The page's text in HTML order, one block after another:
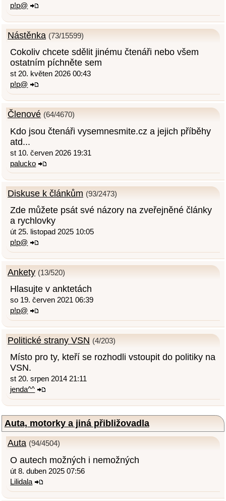
p!p@
Nástěnka (73/15599)
Cokoliv chcete sdělit jinému čtenáři nebo všem
ostatním píchněte sem
st 20. květen 2026 00:43
p!p@
Členové (64/4670)
Kdo jsou čtenáři vysemnesmite.cz a jejich příběhy
atd...
st 10. červen 2026 19:31
palucko
Diskuse k článkům (93/2473)
Zde můžete psát své názory na zveřejněné články
a rychlovky
út 25. listopad 2025 10:05
p!p@
Ankety (13/520)
Hlasujte v anktetách
so 19. červen 2021 06:39
p!p@
Politické strany VSN (4/203)
Místo pro ty, kteří se rozhodli vstoupit do politiky na
VSN.
st 20. srpen 2014 21:11
jenda^^
Auta, motorky a jiná přibližovadla
Auta (94/4504)
O autech možných i nemožných
út 8. duben 2025 07:56
Lilidala